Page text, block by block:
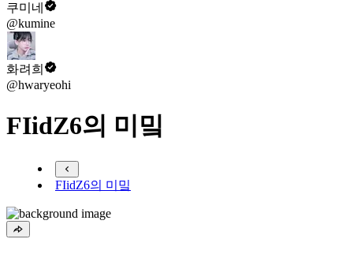
쿠미네
@kumine
화려희
@hwaryeohi
FIidZ6의 미밐
FIidZ6의 미밐